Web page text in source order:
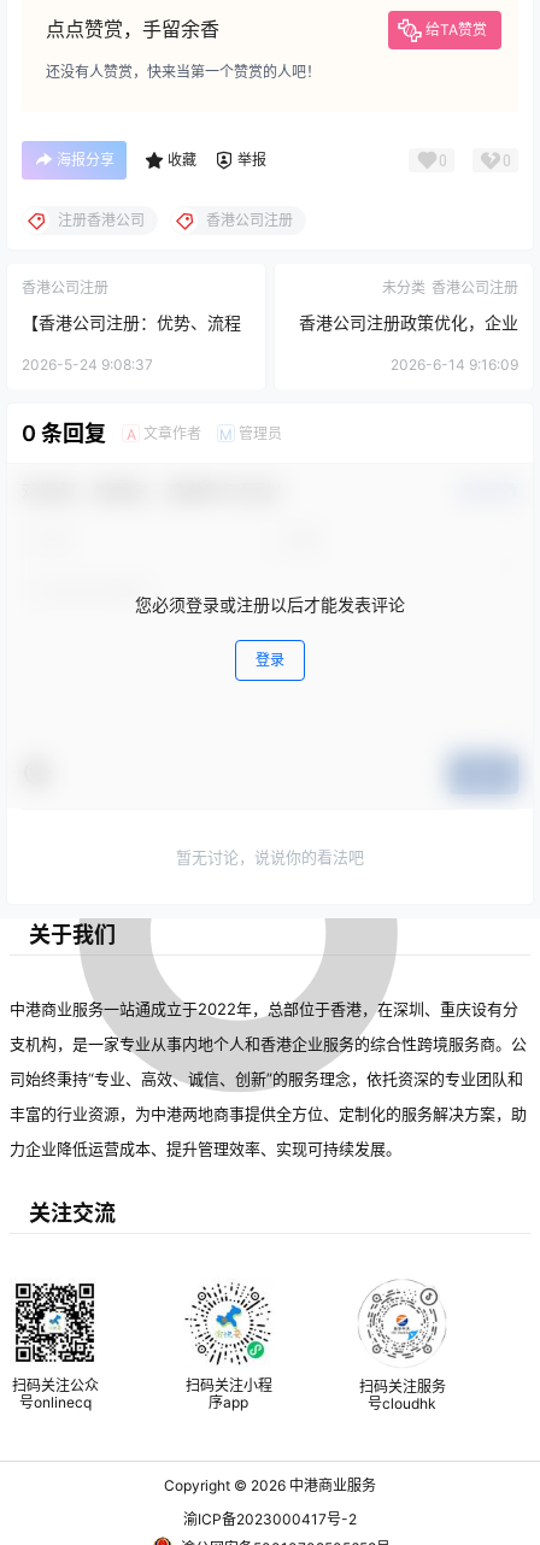
点点赞赏，手留余香 给TA赞赏
还没有人赞赏，快来当第一个赞赏的人吧！
海报分享 收藏 举报 0 0
注册香港公司 香港公司注册
香港公司注册
【香港公司注册：优势、流程
与实用建议】
2026-5-24 9:08:37
未分类 香港公司注册
香港公司注册政策优化，企业
设立流程更便捷
2026-6-14 9:16:09
0 条回复 A 文章作者 M 管理员
您必须登录或注册以后才能发表评论
登录
暂无讨论，说说你的看法吧
关于我们
中港商业服务一站通成立于2022年，总部位于香港，在深圳、重庆设有分
支机构，是一家专业从事内地个人和香港企业服务的综合性跨境服务商。公
司始终秉持“专业、高效、诚信、创新”的服务理念，依托资深的专业团队和
丰富的行业资源，为中港两地商事提供全方位、定制化的服务解决方案，助
力企业降低运营成本、提升管理效率、实现可持续发展。
关注交流
扫码关注公众
号onlinecq
扫码关注小程
序app
扫码关注服务
号cloudhk
Copyright © 2026 中港商业服务
渝ICP备2023000417号-2